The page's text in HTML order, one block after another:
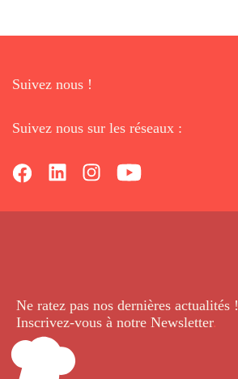
Suivez nous !
Suivez nous sur les réseaux :
Ne ratez pas nos dernières actualités !
Inscrivez-vous à notre Newsletter.